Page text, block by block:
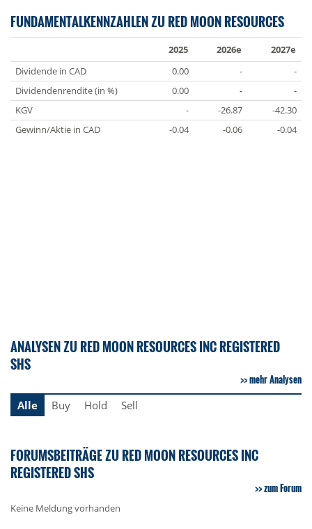
FUNDAMENTALKENNZAHLEN ZU RED MOON RESOURCES
2025 2026e
2027e
Dividende in CAD
0.00 -
-
Dividendenrendite (in %)
0.00 -
-
KGV
- -26.87
-42.30
Gewinn/Aktie in CAD
-0.04 -0.06 -0.04
ANALYSEN ZU RED MOON RESOURCES INC REGISTERED
SHS
mehr Analysen
Alle
Buy Hold Sell
FORUMSBEITRÄGE ZU RED MOON RESOURCES INC
REGISTERED SHS
zum Forum
Keine Meldung vorhanden